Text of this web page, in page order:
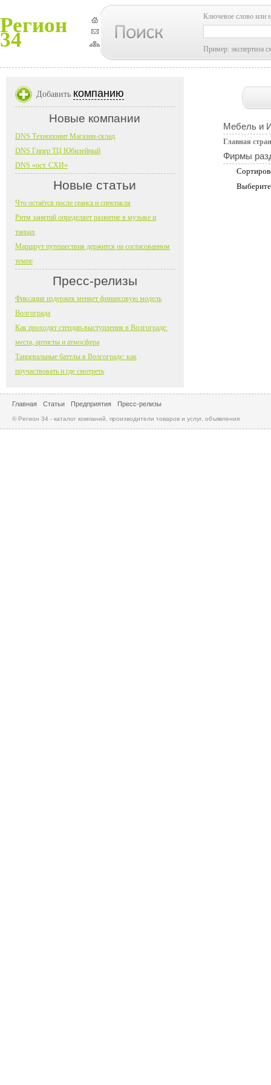
Регион
34
Ключевое слово или
Пример: экспертиза
Мебель и
Главная
Фирмы
Добавить компанию
Новые компании
DNS Технопоинт Магазин-склад
DNS Гипер ТЦ Юбилейный
DNS «ост. СХИ»
Новые статьи
Что остаётся после сеанса и спектакля
Ритм занятий определяет развитие в музыке и
танцах
Маршрут путешествия держится на согласованном
темпе
Пресс-релизы
Фиксация издержек меняет финансовую модель
Волгограда
Как проходят стендап-выступления в Волгограде:
места, артисты и атмосфера
Танцевальные баттлы в Волгограде: как
поучаствовать и где смотреть
Главная Статьи Предприятия Пресс-релизы
© Регион 34 - каталог компаний, производители товаров и услуг, объявления